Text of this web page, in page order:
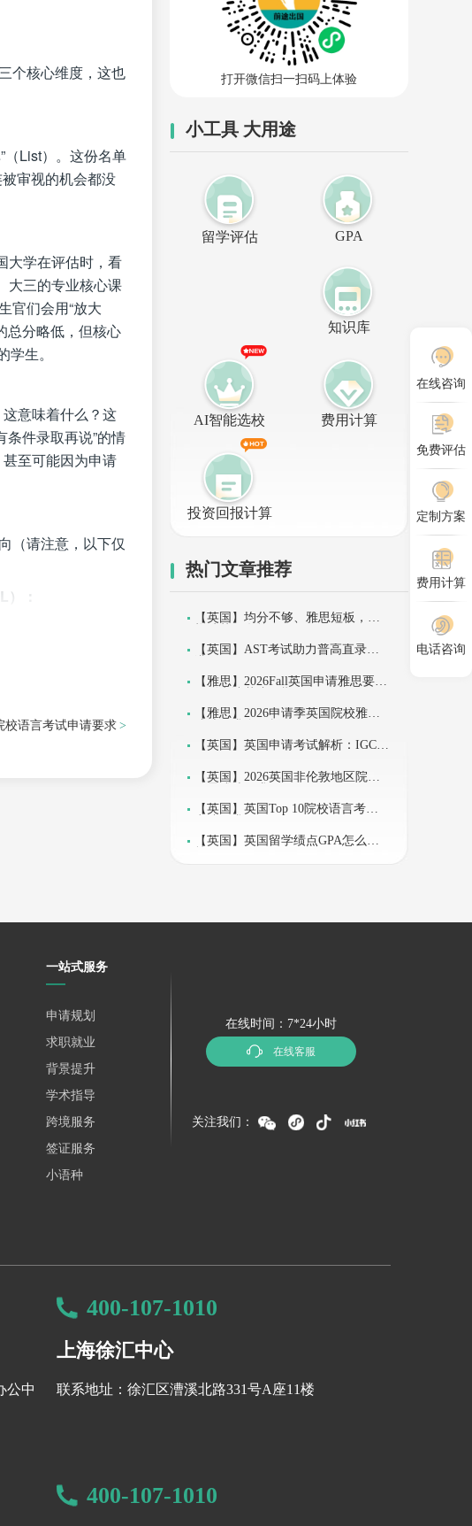
个核心维度，这也
（List）。这份名单
审视的机会都没
大学在评估时，看
大三的专业核心课
官们会用“放大
总分略低，但核心
生。
意味着什么？这
条件录取再说”的情
至可能因为申请
（请注意，以下仅
：
要85分。这就是现
它的将比你自己
分了。把精力集中
来证明自己的潜
校语言考试申请要求
打开微信扫一扫码上体验
小工具 大用途
留学评估 GPA
知识库
AI智能选校 费用计算
投资回报计算
热门文章推荐
【英国】均分不够、雅思短板，照
【英国】AST考试助力普高直录英
【雅思】2026Fall英国申请雅思要求
【雅思】2026申请季英国院校雅思
【英国】英国申请考试解析：IGCS
【英国】2026英国非伦敦地区院校
【英国】英国Top 10院校语言考试
【英国】英国留学绩点GPA怎么
在线咨询
免费评估
定制方案
费用计算
电话咨询
一站式服务
申请规划
求职就业
背景提升
学术指导
跨境服务
签证服务
小语种
在线时间：7*24小时
在线客服
关注我们：
公中
400-107-1010
上海徐汇中心
联系地址：徐汇区漕溪北路331号A座11楼
400-107-1010